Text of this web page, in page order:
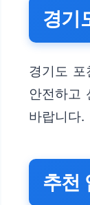
경기
경기도
안전하고
바랍니다.
추천